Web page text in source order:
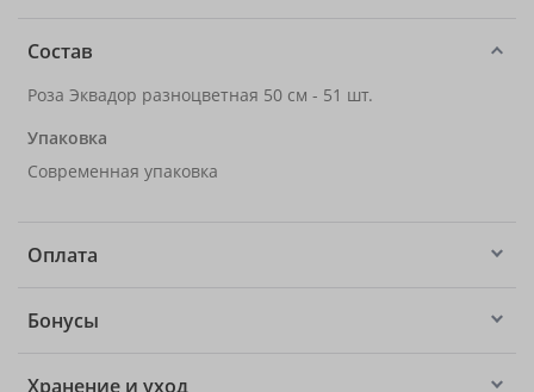
Состав
Роза Эквадор разноцветная 50 см - 51 шт.
Упаковка
Современная упаковка
Оплата
Бонусы
Хранение и уход